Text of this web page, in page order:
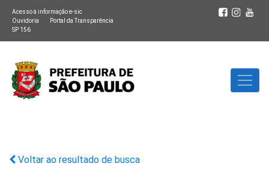
Acesso à informação e-sic
Ouvidoria
Portal da Transparência
SP 156
Voltar ao resultado de busca